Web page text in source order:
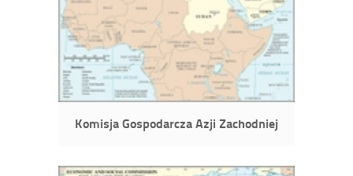
Komisja Gospodarcza Azji Zachodniej